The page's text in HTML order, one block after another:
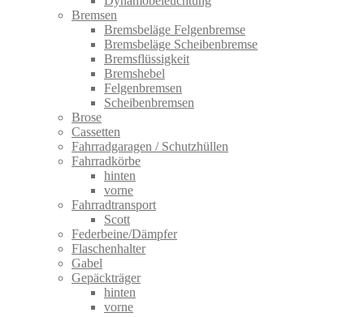
Bremsen
Bremsbeläge Felgenbremse
Bremsbeläge Scheibenbremse
Bremsflüssigkeit
Bremshebel
Felgenbremsen
Scheibenbremsen
Brose
Cassetten
Fahrradgaragen / Schutzhüllen
Fahrradkörbe
hinten
vorne
Fahrradtransport
Scott
Federbeine/Dämpfer
Flaschenhalter
Gabel
Gepäckträger
hinten
vorne